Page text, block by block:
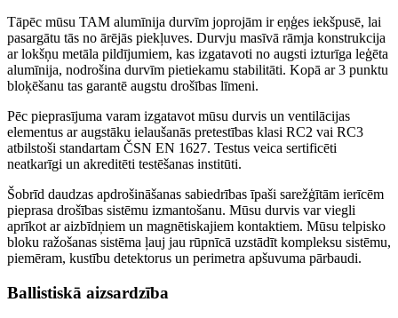
Tāpēc mūsu TAM alumīnija durvīm joprojām ir eņģes iekšpusē, lai
pasargātu tās no ārējās piekļuves. Durvju masīvā rāmja konstrukcija
ar lokšņu metāla pildījumiem, kas izgatavoti no augsti izturīga leģēta
alumīnija, nodrošina durvīm pietiekamu stabilitāti. Kopā ar 3 punktu
bloķēšanu tas garantē augstu drošības līmeni.
Pēc pieprasījuma varam izgatavot mūsu durvis un ventilācijas
elementus ar augstāku ielaušanās pretestības klasi RC2 vai RC3
atbilstoši standartam ČSN EN 1627. Testus veica sertificēti
neatkarīgi un akreditēti testēšanas institūti.
Šobrīd daudzas apdrošināšanas sabiedrības īpaši sarežģītām ierīcēm
pieprasa drošības sistēmu izmantošanu. Mūsu durvis var viegli
aprīkot ar aizbīdņiem un magnētiskajiem kontaktiem. Mūsu telpisko
bloku ražošanas sistēma ļauj jau rūpnīcā uzstādīt kompleksu sistēmu,
piemēram, kustību detektorus un perimetra apšuvuma pārbaudi.
Ballistiskā aizsardzība